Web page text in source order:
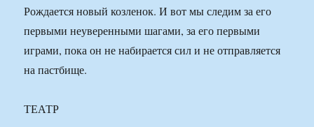
Рождается новый козленок. И вот мы следим за его
первыми неуверенными шагами, за его первыми
играми, пока он не набирается сил и не отправляется
на пастбище.
ТЕАТР